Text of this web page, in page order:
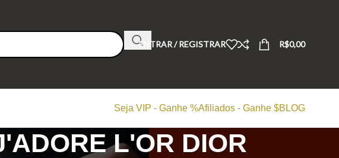
ENTRAR / REGISTRAR R$0,00
Seja VIP - Ganhe %Afiliados - Ganhe $BLOG
L'OR DIOR